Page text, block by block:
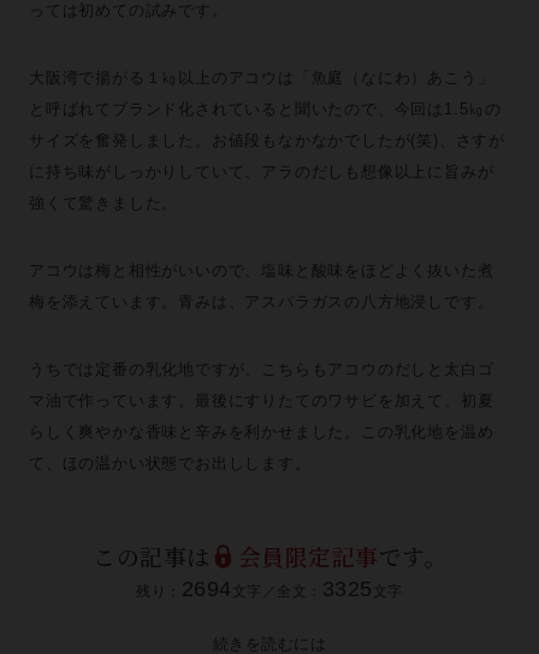
っては初めての試みです。
大阪湾で揚がる１㎏以上のアコウは「魚庭（なにわ）あこう」
と呼ばれてブランド化されていると聞いたので、今回は1.5㎏の
サイズを奮発しました。お値段もなかなかでしたが(笑)、さすが
に持ち味がしっかりしていて、アラのだしも想像以上に旨みが
強くて驚きました。
アコウは梅と相性がいいので、塩味と酸味をほどよく抜いた煮
梅を添えています。青みは、アスパラガスの八方地浸しです。
うちでは定番の乳化地ですが、こちらもアコウのだしと太白ゴ
マ油で作っています。最後にすりたてのワサビを加えて、初夏
らしく爽やかな香味と辛みを利かせました。この乳化地を温め
て、ほの温かい状態でお出しします。
この記事は 会員限定記事です。
残り： 2694 文字／全文： 3325 文字
続きを読むには